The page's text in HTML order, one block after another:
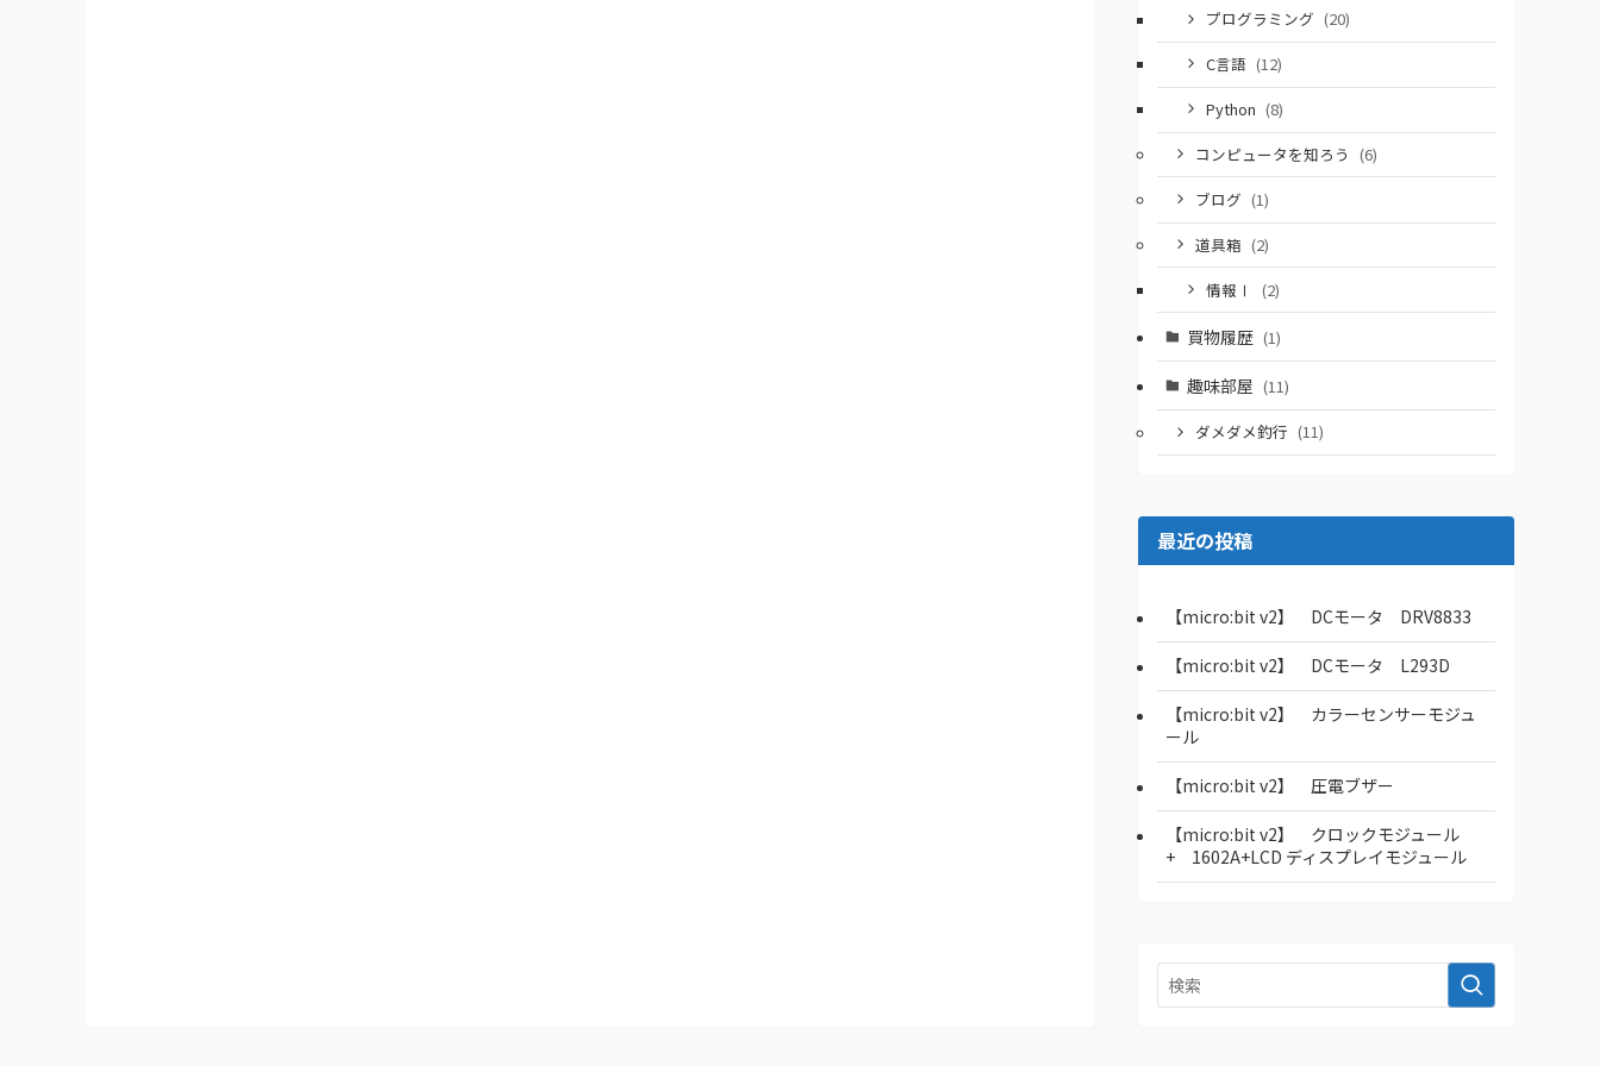
プログラミング (20)
C言語 (12)
Python (8)
コンピュータを知ろう (6)
ブログ (1)
道具箱 (2)
情報Ⅰ
(2)
買物履歴 (1)
趣味部屋 (11)
ダメダメ釣行 (11)
最近の投稿
【micro:bit v2】 DCモータ DRV8833
【micro:bit v2】 DCモータ L293D
【micro:bit v2】 カラーセンサーモジュ
ール
【micro:bit v2】 圧電ブザー
【micro:bit v2】 クロックモジュール
+ 1602A+LCD ディスプレイモジュール